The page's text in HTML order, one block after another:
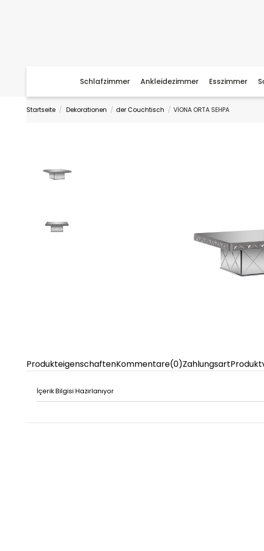
Schlafzimmer Ankleidezimmer Esszimmer
Startseite Dekorationen der Couchtisch VİONA ORTA SEHPA
ProdukteigenschaftenKommentare(0)Zahlungsart
İçerik Bilgisi Hazırlanıyor